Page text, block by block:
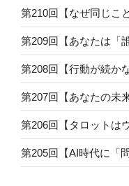
第210回【なぜ同じこ
第209回【あなたは「
第208回【行動が続か
第207回【あなたの未
第206回【タロットは
第205回【AI時代に「